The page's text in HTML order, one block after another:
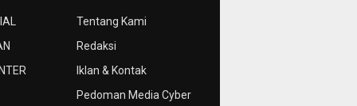
Tentang Kami
Redaksi
Iklan & Kontak
Pedoman Media Cyber